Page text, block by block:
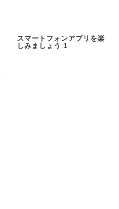
スマートフォンアプリを楽
しみましょう 1